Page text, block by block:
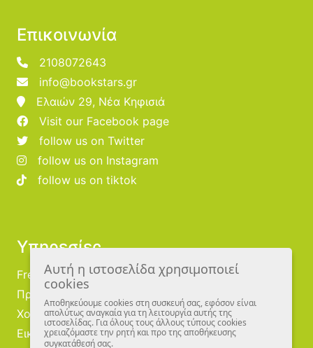
Επικοινωνία
2108072643
info@bookstars.gr
Ελαιών 29, Νέα Κηφισιά
Visit our Facebook page
follow us on Twitter
follow us on Instagram
follow us on tiktok
Υπηρεσίες
Free Publishing
Προμηθευτές
Χονδρική
Εικονογράφοι
Αυτή η ιστοσελίδα χρησιμοποιεί
cookies
Αποθηκεύουμε cookies στη συσκευή σας, εφόσον είναι
απολύτως αναγκαία για τη λειτουργία αυτής της
ιστοσελίδας. Για όλους τους άλλους τύπους cookies
χρειαζόμαστε την ρητή και προ της αποθήκευσης
συγκατάθεσή σας.